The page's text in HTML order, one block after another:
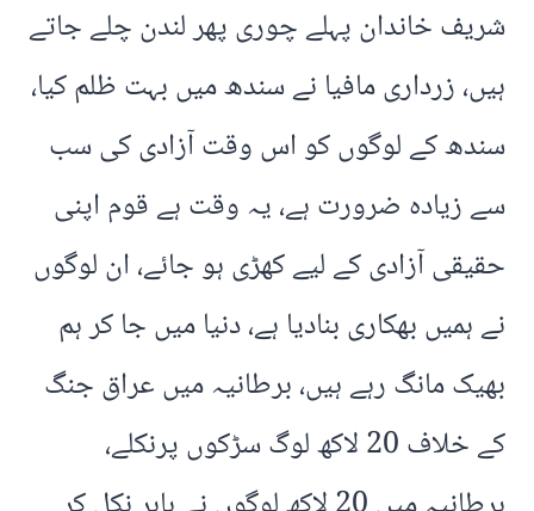
شریف خاندان پہلے چوری پھر لندن چلے جاتے
ہیں، زرداری مافیا نے سندھ میں بہت ظلم کیا،
سندھ کے لوگوں کو اس وقت آزادی کی سب
سے زیادہ ضرورت ہے، یہ وقت ہے قوم اپنی
حقیقی آزادی کے لیے کھڑی ہو جائے، ان لوگوں
نے ہمیں بھکاری بنادیا ہے، دنیا میں جا کر ہم
بھیک مانگ رہے ہیں، برطانیہ میں عراق جنگ
کے خلاف 20 لاکھ لوگ سڑکوں پرنکلے،